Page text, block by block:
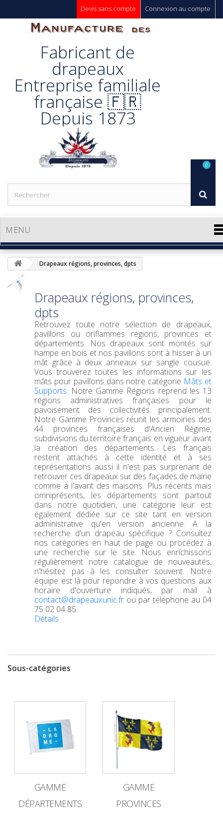
Connexion au compte
Devis sans compte
Manufacture
Des
Drapeaux
Unic s.a.
Fabricant de
drapeaux
Entreprise familiale
française 🇫🇷
Depuis 1873
MENU
0
Drapeaux régions, provinces, dpts
Drapeaux régions, provinces,
dpts
Retrouvez toute notre sélection de drapeaux,
pavillons ou oriflammes régions, provinces et
départements. Nos drapeaux sont montés sur
hampe en bois et nos pavillons sont à hisser à un
mât grâce à deux anneaux sur sangle cousue.
Vous trouverez toutes les informations sur les
mâts pour pavillons dans notre catégorie Mâts et
Supports. Notre Gamme Régions reprend les 13
régions administratives françaises pour le
pavoisement des collectivités principalement.
Notre Gamme Provinces réunit les armoiries des
44 provinces françaises d'Ancien Régime,
subdivisions du territoire français en vigueur avant
la création des départements. Les français
restent attachés à cette identité et à ses
représentations aussi il n'est pas surprenant de
retrouver ces drapeaux sur des façades de mairie
comme à l'avant des maisons. Plus récents mais
omniprésents, les départements sont partout
dans notre quotidien, une catégorie leur est
également dédiée sur ce site tant en version
administrative qu'en version ancienne. A la
recherche d'un drapeau spécifique ? Consultez
nos catégories en haut de page ou procédez à
une recherche sur le site. Nous enrichissons
régulièrement notre catalogue de nouveautés,
n'hésitez pas à les consulter souvent. Notre
équipe est là pour répondre à vos questions aux
horaire d'ouverture indiqués, par mail à
contact@drapeauxunic.fr ou par téléphone au 04
75 02 04 85.
Détails
Sous-catégories
GAMME
DÉPARTEMENTS
GAMME
PROVINCES